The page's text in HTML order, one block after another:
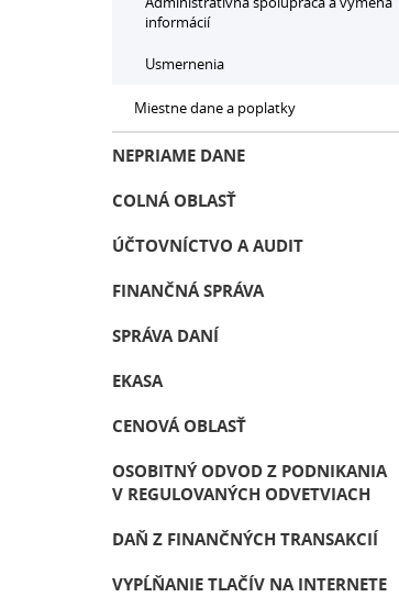
informácií
Usmernenia
Miestne dane a poplatky
NEPRIAME DANE
COLNÁ OBLASŤ
ÚČTOVNÍCTVO A AUDIT
FINANČNÁ SPRÁVA
SPRÁVA DANÍ
EKASA
CENOVÁ OBLASŤ
OSOBITNÝ ODVOD Z PODNIKANIA
V REGULOVANÝCH ODVETVIACH
DAŇ Z FINANČNÝCH TRANSAKCIÍ
VYPĹŇANIE TLAČÍV NA INTERNETE